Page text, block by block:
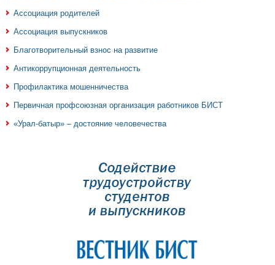
Ассоциация родителей
Ассоциация выпускников
Благотворительный взнос на развитие
Антикоррупционная деятельность
Профилактика мошенничества
Первичная профсоюзная организация работников БИСТ
«Урал-батыр» – достояние человечества